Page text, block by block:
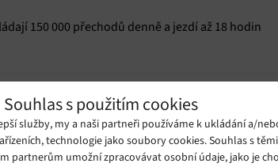
Souhlas s použitím cookies
služby, my a naši partneři používáme k ukládání a/
technologie jako soubory cookies. Souhlas s
partnerům umožní zpracovávat osobní údaje, jako je
150 000 přechodů denně a jezdí až 18 hodin